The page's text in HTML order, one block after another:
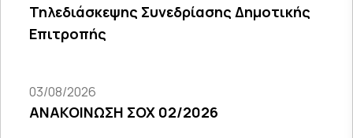
Τηλεδιάσκεψης Συνεδρίασης Δημοτικής
Επιτροπής
03/08/2026
ΑΝΑΚΟΙΝΩΣΗ ΣΟΧ 02/2026